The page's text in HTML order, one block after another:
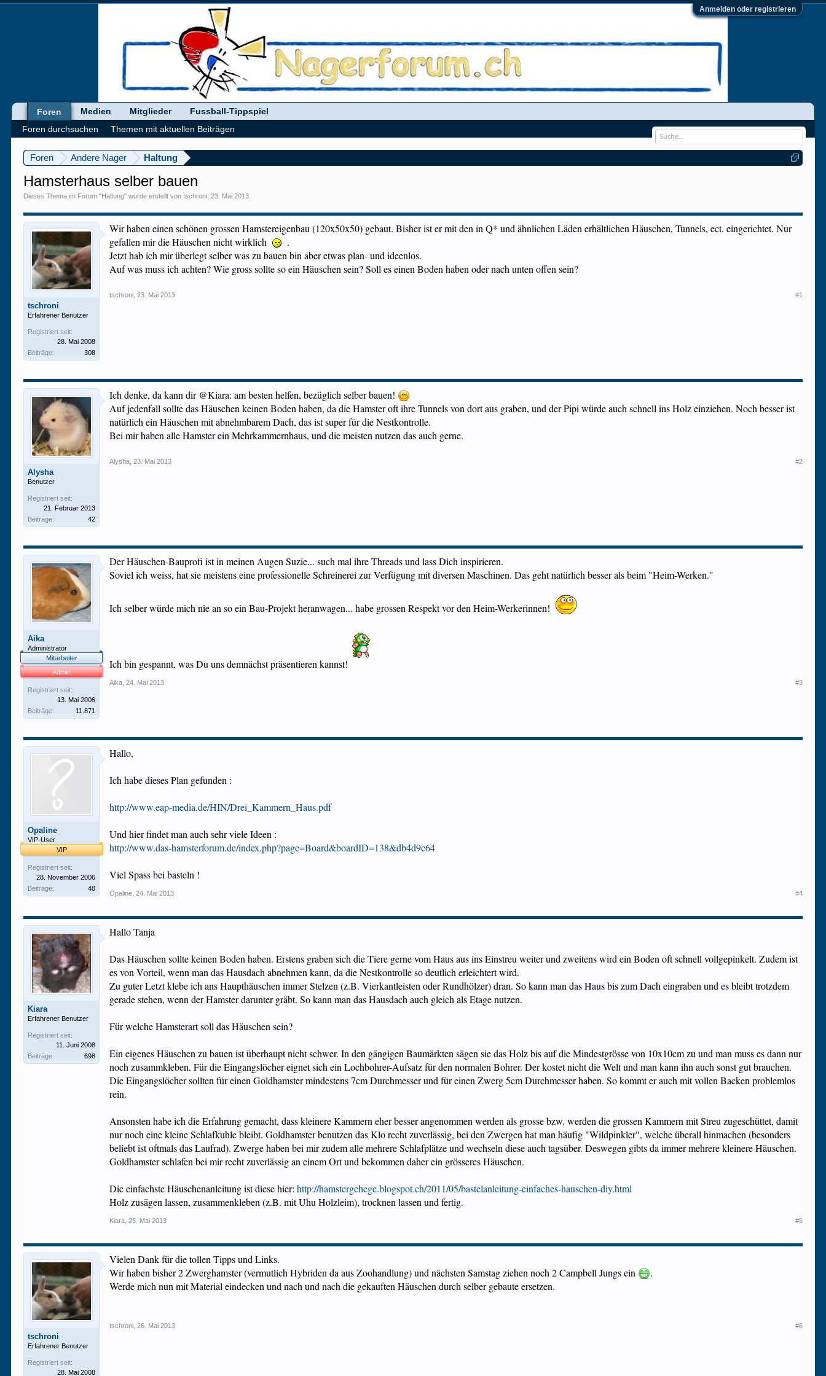
Anmelden oder registrieren
Foren Andere Nager Haltung
Hamsterhaus selber bauen
Dieses Thema im Forum "Haltung" wurde erstellt vontschroni ,23. Mai 2013
tschroni
Erfahrener Benutzer
Registriert seit:
28. Mai 2008
Beiträge:
308
Wir haben einen schönen grossen Hamstereigenbau (120x50x50) gebaut. Bisher ist er mit den in Q* und ähnlichen Läden erhältlichen Häuschen, Tunnels, ect. eingerichtet. Nur
gefallen mir die Häuschen nicht wirklich
.
Jetzt hab ich mir überlegt selber was zu bauen bin aber etwas plan- und ideenlos.
Auf was muss ich achten? Wie gross sollte so ein Häuschen sein? Soll es einen Boden haben oder nach unten offen sein?
tschroni 23. Mai 2013 #1
Alysha
Benutzer
Registriert seit:
21. Februar 2013
Beiträge:
42
Ich denke, da kann dir @Kiara: am besten helfen, bezüglich selber bauen!
Auf jedenfall sollte das Häuschen keinen Boden haben, da die Hamster oft ihre Tunnels von dort aus graben, und der Pipi würde auch schnell ins Holz einziehen. Noch besser ist
natürlich ein Häuschen mit abnehmbarem Dach, das ist super für die Nestkontrolle.
Bei mir haben alle Hamster ein Mehrkammernhaus, und die meisten nutzen das auch gerne.
Alysha 23. Mai 2013 #2
Aika
Administrator
Mitarbeiter
Admin
Registriert seit:
13. Mai 2006
Beiträge:
11.871
Der Häuschen-Bauprofi ist in meinen Augen Suzie... such mal ihre Threads und lass Dich inspirieren.
Soviel ich weiss, hat sie meistens eine professionelle Schreinerei zur Verfügung mit diversen Maschinen. Das geht natürlich besser als beim "Heim-Werken."
Ich selber würde mich nie an so ein Bau-Projekt heranwagen... habe grossen Respekt vor den Heim-Werkerinnen!
Ich bin gespannt, was Du uns demnächst präsentieren kannst!
Aika 24. Mai 2013 #3
Opaline
VIP-User
VIP
Registriert seit:
28. November 2006
Beiträge:
48
Hallo,
Ich habe dieses Plan gefunden :
http://www.eap-media.de/HIN/Drei_Kammern_Haus.pdf
Und hier findet man auch sehr viele Ideen :
http://www.das-hamsterforum.de/index.php?page=Board&boardID=138&db4d9c64
Viel Spass bei basteln !
Opaline 24. Mai 2013 #4
Kiara
Erfahrener Benutzer
Registriert seit:
11. Juni 2008
Beiträge:
698
Hallo Tanja
Das Häuschen sollte keinen Boden haben. Erstens graben sich die Tiere gerne vom Haus aus ins Einstreu weiter und zweitens wird ein Boden oft schnell vollgepinkelt. Zudem ist
es von Vorteil, wenn man das Hausdach abnehmen kann, da die Nestkontrolle so deutlich erleichtert wird.
Zu guter Letzt klebe ich ans Haupthäuschen immer Stelzen (z.B. Vierkantleisten oder Rundhölzer) dran. So kann man das Haus bis zum Dach eingraben und es bleibt trotzdem
gerade stehen, wenn der Hamster darunter gräbt. So kann man das Hausdach auch gleich als Etage nutzen.
Für welche Hamsterart soll das Häuschen sein?
Ein eigenes Häuschen zu bauen ist überhaupt nicht schwer. In den gängigen Baumärkten sägen sie das Holz bis auf die Mindestgrösse von 10x10cm zu und man muss es dann nur
noch zusammkleben. Für die Eingangslöcher eignet sich ein Lochbohrer-Aufsatz für den normalen Bohrer. Der kostet nicht die Welt und man kann ihn auch sonst gut brauchen.
Die Eingangslöcher sollten für einen Goldhamster mindestens 7cm Durchmesser und für einen Zwerg 5cm Durchmesser haben. So kommt er auch mit vollen Backen problemlos
rein.
Ansonsten habe ich die Erfahrung gemacht, dass kleinere Kammern eher besser angenommen werden als grosse bzw. werden die grossen Kammern mit Streu zugeschüttet, damit
nur noch eine kleine Schlafkuhle bleibt. Goldhamster benutzen das Klo recht zuverlässig, bei den Zwergen hat man häufig "Wildpinkler", welche überall hinmachen (besonders
beliebt ist oftmals das Laufrad). Zwerge haben bei mir zudem alle mehrere Schlafplätze und wechseln diese auch tagsüber. Deswegen gibts da immer mehrere kleinere Häuschen.
Goldhamster schlafen bei mir recht zuverlässig an einem Ort und bekommen daher ein grösseres Häuschen.
Die einfachste Häuschenanleitung ist diese hier:http://hamstergehege.blogspot.ch/2011/05/bastelanleitung-einfaches-hauschen-diy.html
Holz zusägen lassen, zusammenkleben (z.B. mit Uhu Holzleim), trocknen lassen und fertig.
Kiara 25. Mai 2013 #5
tschroni
Erfahrener Benutzer
Registriert seit:
28. Mai 2008
Vielen Dank für die tollen Tipps und Links.
Wir haben bisher 2 Zwerghamster (vermutlich Hybriden da aus Zoohandlung) und nächsten Samstag ziehen noch 2 Campbell Jungs ein
.
Werde mich nun mit Material eindecken und nach und nach die gekauften Häuschen durch selber gebaute ersetzen.
tschroni 26. Mai 2013 #6
Foren
Foren durchsuchen
Themen mit aktuellen Beiträgen
Medien Mitglieder Fussball-Tippspiel